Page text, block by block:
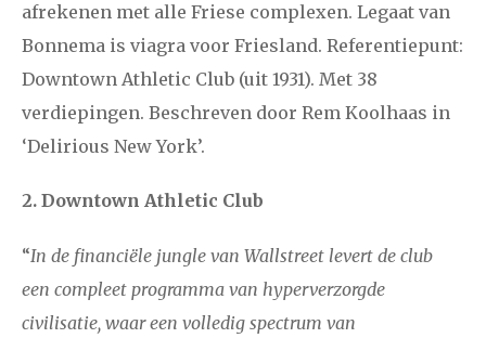
2011
februari
augustus september oktober november
december
2010 augustus september oktober november
afrekenen met alle Friese complexen. Legaat van
Bonnema is viagra voor Friesland. Referentiepunt:
Downtown Athletic Club (uit 1931). Met 38
verdiepingen. Beschreven door Rem Koolhaas in
‘Delirious New York’.
2. Downtown Athletic Club
“In de financiële jungle van Wallstreet levert de club
een compleet programma van hyperverzorgde
civilisatie, waar een volledig spectrum van